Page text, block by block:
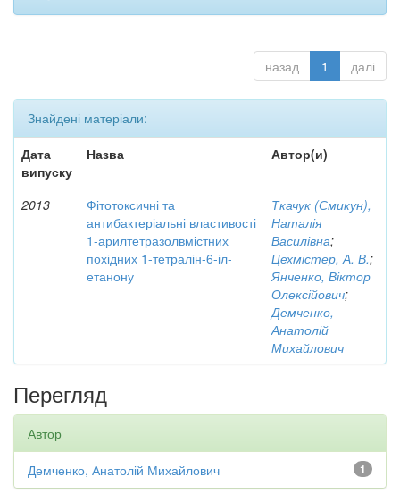
назад 1 далі
Знайдені матеріали:
Дата
випуску
Назва Автор(и)
2013
Фітотоксичні та
антибактеріальні властивості
1-арилтетразолвмістних
похідних 1-тетралін-6-іл-
етанону
Ткачук (Смикун),
Наталія
Василівна;
Цехмістер, А. В.;
Янченко, Віктор
Олексійович;
Демченко,
Анатолій
Михайлович
Перегляд
Автор
1
Демченко, Анатолій Михайлович